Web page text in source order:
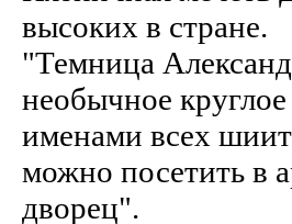
высоких в стране.
"Темница
необычное
именами всех
можно посетить в
дворец".